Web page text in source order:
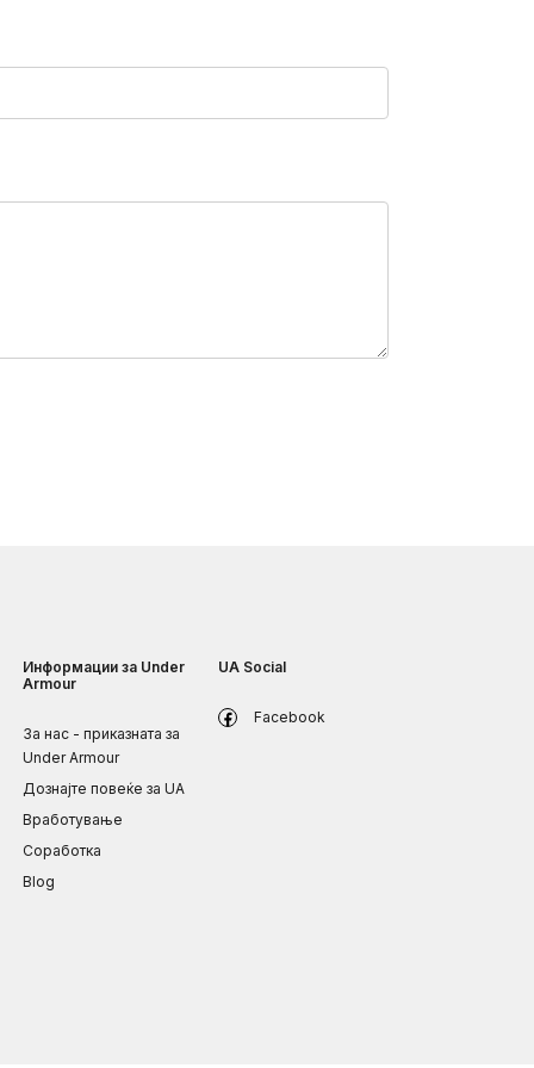
Информации за Under
Armour
За нас - приказната за
Under Armour
Дознајте повеќе за UA
Вработување
Соработка
Blog
UA Social
Facebook